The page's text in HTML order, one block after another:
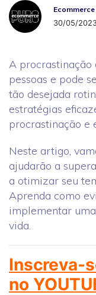
Ecommerce Puro
30/05/
A procrastinação
pessoas e pode
tão desejada
estratégias
procrastinação e
Neste artigo,
ajudarão a
a otimizar seu
Aprenda como
implementar
vida.
Inscreva-
no